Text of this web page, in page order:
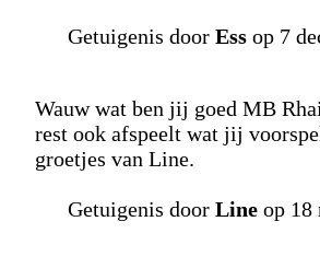
Getuigenis door Ess op 7
Wauw wat ben jij goed MB
rest ook afspeelt wat jij
groetjes van Line.
Getuigenis door Line op 18